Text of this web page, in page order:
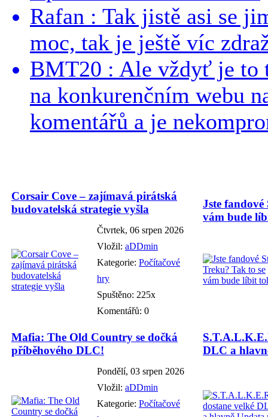
Rafan : Tak jistě asi se
moc, tak je ještě víc
BMT20 : Ale vždyť je to
na konkurenčním webu
komentářů a je
Corsair Cove – zajímavá pirátská
budovatelská strategie vyšla
Čtvrtek, 06 srpen 2026
Vložil: aDDmin
Kategorie: Počítačové
hry
Spuštěno: 225x
Komentářů: 0
Jste
vám bude
Mafia: The Old Country se dočká
příběhového DLC!
Pondělí, 03 srpen 2026
Vložil: aDDmin
Kategorie: Počítačové
DLC a